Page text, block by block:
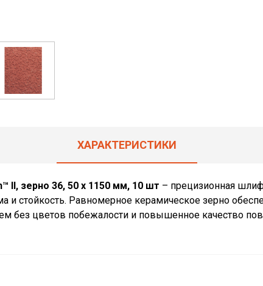
ХАРАКТЕРИСТИКИ
II, зерно 36, 50 x 1150 мм, 10 шт – прецизионная
и стойкость. Равномерное керамическое зерно
без цветов побежалости и повышенное качество